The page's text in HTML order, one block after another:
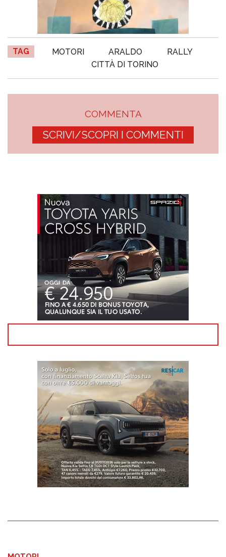
TAG MOTORI ARALDO
RALLY
CITTÀ DI TORINO
COMMENTA
SCRIVI/SCOPRI I COMMENTI